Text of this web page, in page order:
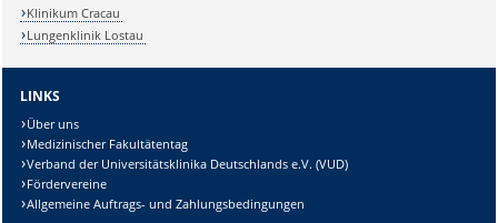
Klinikum Cracau
Lungenklinik Lostau
LINKS
Über uns
Medizinischer Fakultätentag
Verband der Universitätsklinika Deutschlands e.V. (VUD)
Fördervereine
Allgemeine Auftrags- und Zahlungsbedingungen